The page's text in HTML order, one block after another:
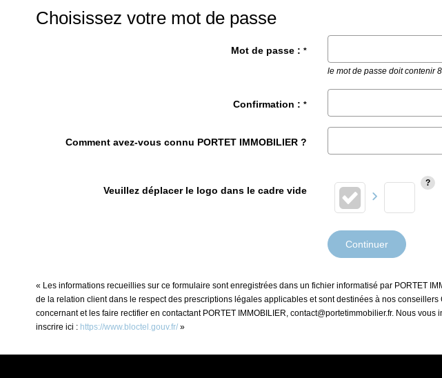
Choisissez votre mot de passe
Mot de passe :*
le mot de passe doit contenir
Confirmation :*
Comment avez-vous connu PORTET IMMOBILIER ?
Veuillez déplacer le logo dans le cadre vide
Continuer
« Les informations recueillies sur ce formulaire sont enregistrées dans un fichier informatisé par PORTET
de la relation client dans le respect des prescriptions légales applicables et sont destinées à nos
concernant et les faire rectifier en contactant PORTET IMMOBILIER, contact@portetimmobilier.fr. Nous
inscrire ici : https://www.bloctel.gouv.fr/ »